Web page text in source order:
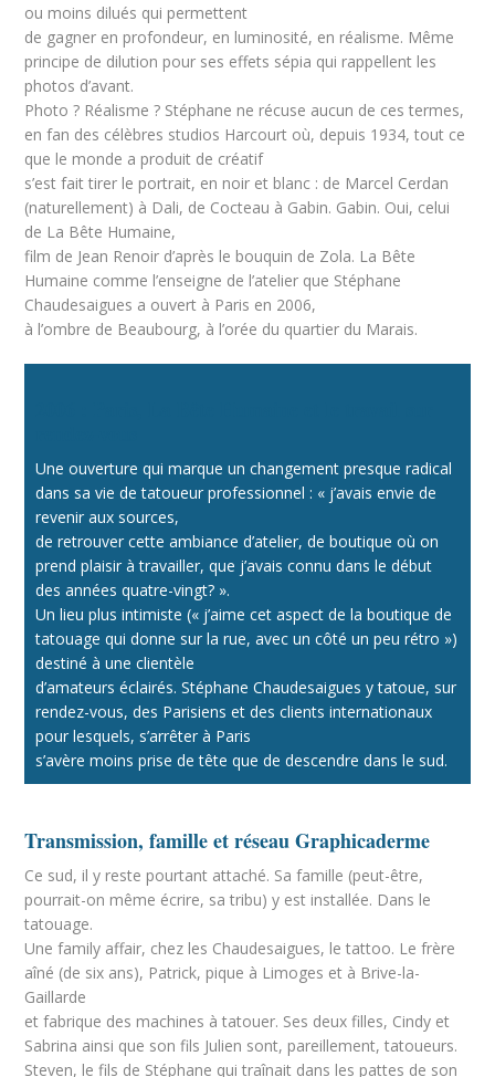
ou moins dilués qui permettent
de gagner en profondeur, en luminosité, en réalisme. Même
principe de dilution pour ses effets sépia qui rappellent les
photos d’avant.
Photo ? Réalisme ? Stéphane ne récuse aucun de ces termes,
en fan des célèbres studios Harcourt où, depuis 1934, tout ce
que le monde a produit de créatif
s’est fait tirer le portrait, en noir et blanc : de Marcel Cerdan
(naturellement) à Dali, de Cocteau à Gabin. Gabin. Oui, celui
de La Bête Humaine,
film de Jean Renoir d’après le bouquin de Zola. La Bête
Humaine comme l’enseigne de l’atelier que Stéphane
Chaudesaigues a ouvert à Paris en 2006,
à l’ombre de Beaubourg, à l’orée du quartier du Marais.
Une ouverture qui marque un changement presque radical
dans sa vie de tatoueur professionnel : « j’avais envie de
revenir aux sources,
de retrouver cette ambiance d’atelier, de boutique où on
prend plaisir à travailler, que j’avais connu dans le début
des années quatre-vingt? ».
Un lieu plus intimiste (« j’aime cet aspect de la boutique de
tatouage qui donne sur la rue, avec un côté un peu rétro »)
destiné à une clientèle
d’amateurs éclairés. Stéphane Chaudesaigues y tatoue, sur
rendez-vous, des Parisiens et des clients internationaux
pour lesquels, s’arrêter à Paris
s’avère moins prise de tête que de descendre dans le sud.
Transmission, famille et réseau Graphicaderme
Ce sud, il y reste pourtant attaché. Sa famille (peut-être,
pourrait-on même écrire, sa tribu) y est installée. Dans le
tatouage.
Une family affair, chez les Chaudesaigues, le tattoo. Le frère
aîné (de six ans), Patrick, pique à Limoges et à Brive-la-
Gaillarde
et fabrique des machines à tatouer. Ses deux filles, Cindy et
Sabrina ainsi que son fils Julien sont, pareillement, tatoueurs.
Steven, le fils de Stéphane qui traînait dans les pattes de son